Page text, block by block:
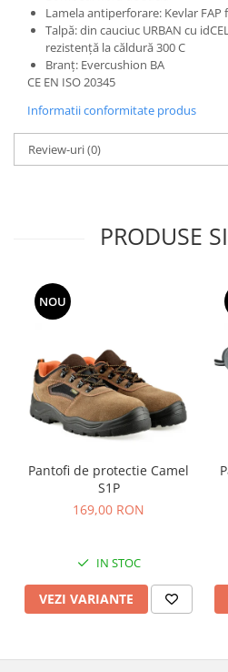
Lamela antiperforare: Kevlar FAP
Talpă: din cauciuc URBAN cu
rezistență la căldură 300 C
Branț: Evercushion BA
CE EN ISO 20345
Informatii conformitate produs
Review-uri(0)
PRODUSE
NOU
Pantofi de protectie Camel
S1P
169,00 RON
IN STOC
VEZI VARIANTE